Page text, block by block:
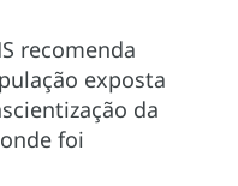
recomenda
exposta
da
foi